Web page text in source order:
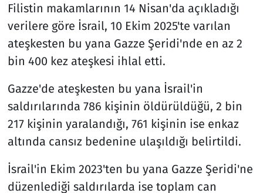
Filistin makamlarının 14 Nisan'da açıkladığı
verilere göre İsrail, 10 Ekim 2025'te varılan
ateşkesten bu yana Gazze Şeridi'nde en az 2
bin 400 kez ateşkesi ihlal etti.
Gazze'de ateşkesten bu yana İsrail'in
saldırılarında 786 kişinin öldürüldüğü, 2 bin
217 kişinin yaralandığı, 761 kişinin ise enkaz
altında cansız bedenine ulaşıldığı belirtildi.
İsrail'in Ekim 2023'ten bu yana Gazze Şeridi'ne
düzenlediği saldırılarda ise toplam can